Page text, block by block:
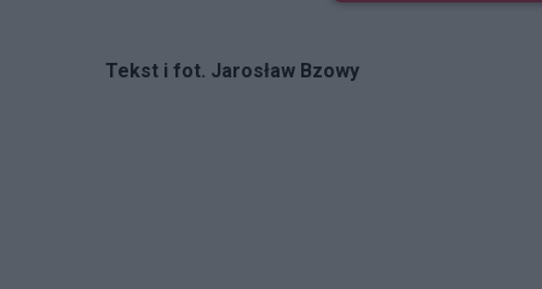
Tekst i fot. Jarosław Bzowy